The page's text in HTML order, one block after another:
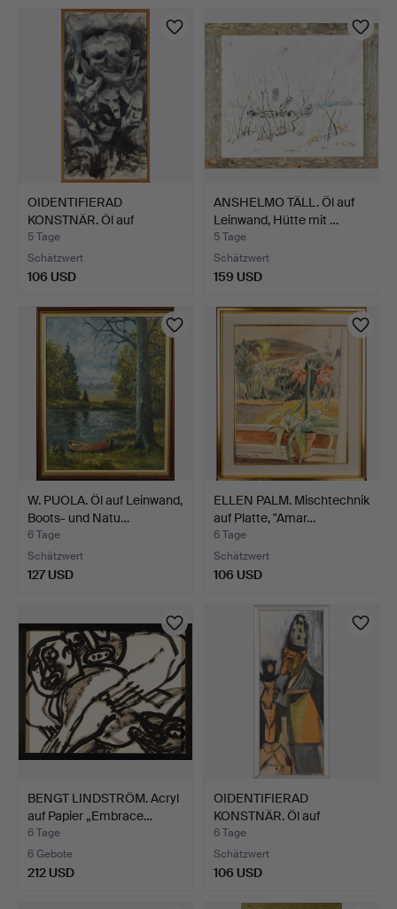
OIDENTIFIERAD
KONSTNÄR. Öl auf
Leinwand. S…
5 Tage
Schätzwert
106 USD
ANSHELMO TÄLL. Öl auf
Leinwand, Hütte mit …
5 Tage
Schätzwert
159 USD
W. PUOLA. Öl auf Leinwand,
Boots- und Natu…
6 Tage
Schätzwert
127 USD
ELLEN PALM. Mischtechnik
auf Platte, "Amar…
6 Tage
Schätzwert
106 USD
BENGT LINDSTRÖM. Acryl
auf Papier „Embrace…
6 Tage
6 Gebote
212 USD
OIDENTIFIERAD
KONSTNÄR. Öl auf
Leinwand, F…
6 Tage
Schätzwert
106 USD